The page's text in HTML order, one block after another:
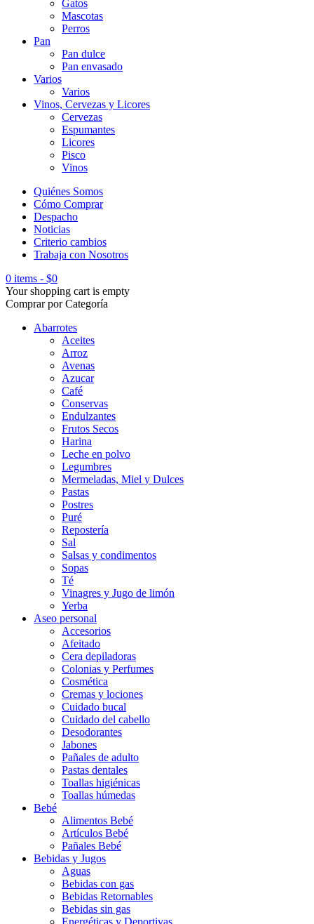
Gatos
Mascotas
Perros
Pan
Pan dulce
Pan envasado
Varios
Varios
Vinos, Cervezas y Licores
Cervezas
Espumantes
Licores
Pisco
Vinos
Quiénes Somos
Cómo Comprar
Despacho
Noticias
Criterio cambios
Trabaja con Nosotros
0 items - $0
Your shopping cart is empty
Comprar por Categoría
Abarrotes
Aceites
Arroz
Avenas
Azucar
Café
Conservas
Endulzantes
Frutos Secos
Harina
Leche en polvo
Legumbres
Mermeladas, Miel y Dulces
Pastas
Postres
Puré
Repostería
Sal
Salsas y condimentos
Sopas
Té
Vinagres y Jugo de limón
Yerba
Aseo personal
Accesorios
Afeitado
Cera depiladoras
Colonias y Perfumes
Cosmética
Cremas y lociones
Cuidado bucal
Cuidado del cabello
Desodorantes
Jabones
Pañales de adulto
Pastas dentales
Toallas higiénicas
Toallas húmedas
Bebé
Alimentos Bebé
Artículos Bebé
Pañales Bebé
Bebidas y Jugos
Aguas
Bebidas con gas
Bebidas Retornables
Bebidas sin gas
Energéticas y Deportivas